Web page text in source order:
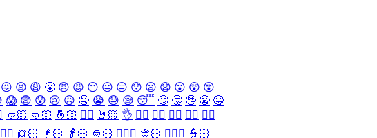
😖 😫 😩 😤 😠 😡 😶 😐 😑 😯 😦 😧 😮 😲 😵
😱 😨 😰 😢 😥 🤤 😭 😓 😪 😴 🙄 🤔 🤥 😬 🤐
🤛🏻 🤜🏻 🤞🏻 ✌🏻 🤘🏻 👌 👈🏻 👉🏻 👆🏻 👇🏻 ☝🏻
👱🏻 👴🏻 👵🏻 👲🏻 👳🏻‍♀️ 👳🏻 👮🏻‍♀️ 👮🏻